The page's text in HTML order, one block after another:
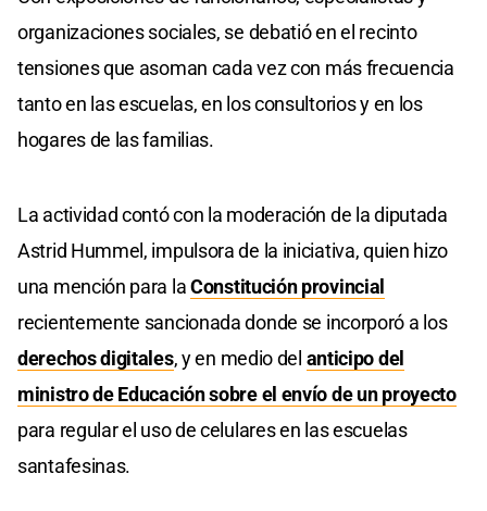
organizaciones sociales, se debatió en el recinto
tensiones que asoman cada vez con más frecuencia
tanto en las escuelas, en los consultorios y en los
hogares de las familias.
La actividad contó con la moderación de la diputada
Astrid Hummel, impulsora de la iniciativa, quien hizo
una mención para laConstitución provincial
recientemente sancionada donde se incorporó a los
derechos digitales, y en medio del anticipo del
ministro de Educación sobre el envío de un proyecto
para regular el uso de celulares en las escuelas
santafesinas.